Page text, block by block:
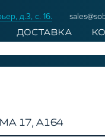
д.3, с. 16.
ДОСТАВКА
17, A164